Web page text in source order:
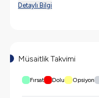
Detaylı Bilgi
Müsaitlik Takvimi
Fırsat Dolu Opsiyon